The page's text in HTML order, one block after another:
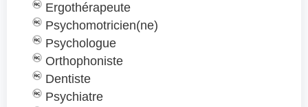
Ergothérapeute
Psychomotricien(ne)
Psychologue
Orthophoniste
Dentiste
Psychiatre